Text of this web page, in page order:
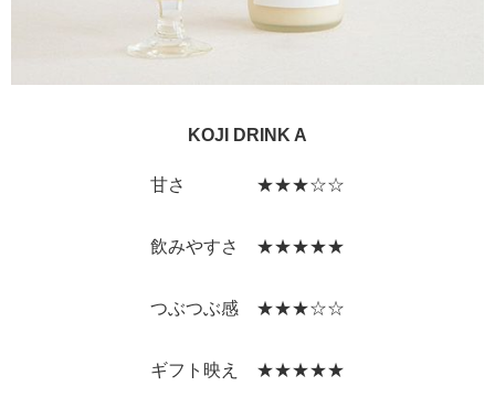
KOJI DRINK A
甘さ ★★★☆☆
飲みやすさ ★★★★★
つぶつぶ感 ★★★☆☆
ギフト映え ★★★★★